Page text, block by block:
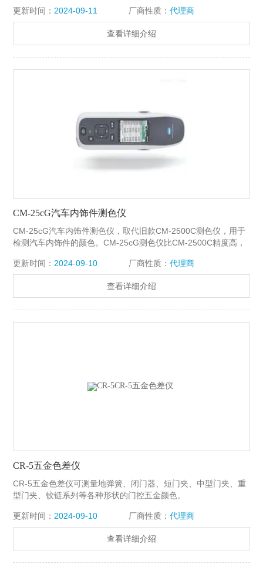
够测量60度光泽度，大大提高工厂的工作效率。
更新时间： 2024-09-11 厂商性质： 代理商
查看详细介绍
CM-25cG汽车内饰件测色仪
CM-25cG汽车内饰件测色仪，取代旧款CM-2500C测色仪，用于
检测汽车内饰件的颜色。CM-25cG测色仪比CM-2500C精度高，
能测量60度光泽度，属于多功能机型。
更新时间： 2024-09-10 厂商性质： 代理商
查看详细介绍
CR-5五金色差仪
CR-5五金色差仪可测量地弹簧、闭门器、短门夹、中型门夹、重
型门夹、铰链系列等各种形状的门控五金颜色。
更新时间： 2024-09-10 厂商性质： 代理商
查看详细介绍